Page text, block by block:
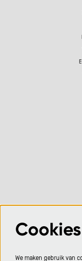
Cookies
We maken gebruik van